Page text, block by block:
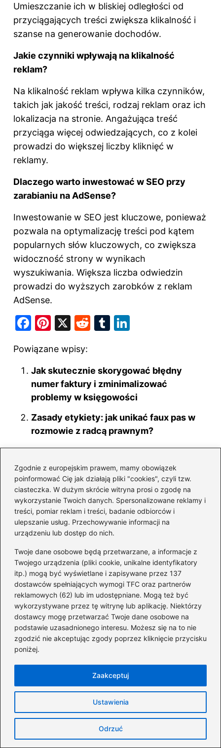
Zgodnie z europejskim prawem, mamy obowiązek
poinformować Cię jak działają pliki "cookies", czyli tzw.
ciasteczka. W dużym skrócie witryna prosi o zgodę na
wykorzystanie Twoich danych. Spersonalizowane reklamy i
treści, pomiar reklam i treści, badanie odbiorców i
ulepszanie usług. Przechowywanie informacji na
urządzeniu lub dostęp do nich.
Twoje dane osobowe będą przetwarzane, a informacje z
Twojego urządzenia (pliki cookie, unikalne identyfikatory
itp.) mogą być wyświetlane i zapisywane przez 137
dostawców spełniających wymogi TFC oraz partnerów
reklamowych (62) lub im udostępniane. Mogą też być
wykorzystywane przez tę witrynę lub aplikację. Niektórzy
dostawcy mogę przetwarzać Twoje dane osobowe na
podstawie uzasadnionego interesu. Możesz się na to nie
zgodzić nie akceptując zgody poprzez kliknięcie przycisku
poniżej.
Ustawienia
Odrzuć
Zaakceptuj
Umieszczanie ich w bliskiej odległości od
przyciągających treści zwiększa klikalność i
szanse na generowanie dochodów.
Jakie czynniki wpływają na klikalność
reklam?
Na klikalność reklam wpływa kilka czynników,
takich jak jakość treści, rodzaj reklam oraz ich
lokalizacja na stronie. Angażująca treść
przyciąga więcej odwiedzających, co z kolei
prowadzi do większej liczby kliknięć w
reklamy.
Dlaczego warto inwestować w SEO przy
zarabianiu na AdSense?
Inwestowanie w SEO jest kluczowe, ponieważ
pozwala na optymalizację treści pod kątem
popularnych słów kluczowych, co zwiększa
widoczność strony w wynikach
wyszukiwania. Większa liczba odwiedzin
prowadzi do wyższych zarobków z reklam
AdSense.
F
c
e
b
o
o
k
Pi
er
e
st
X
R
di
t
T
bl
r
e
dI
n
Powiązane wpisy:
Jak skutecznie skorygować błędny
numer faktury i zminimalizować
problemy w księgowości
Zasady etykiety: jak unikać faux pas w
rozmowie z radcą prawnym?
Zyski z lodziarni. Ile naprawdę można
zarobić?
Czy faktura może być traktowana jako
umowa? Odkryj istotne różnice prawne
Ile naprawdę zarabia pracownik banku?
Odkryj zaskakujące różnice w
Jak skutecznie sprawdzić scoring BIK i
lepiej zrozumieć swoją historię
kredytową?
Ile naprawdę można zarobić w Holandii
przez agencje? Oto fakty, które musisz
znać
zaskakujące fakty, które warto znać
Bezpieczne i wygodne: odkryj najlepsze
składane transportery dla kota
Ile naprawdę możesz zarobić na uprawie
konopii? Sprawdź realne zyski!